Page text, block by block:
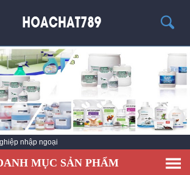
CHẤT
nhập ngoại
MỤC SẢN PHẨM